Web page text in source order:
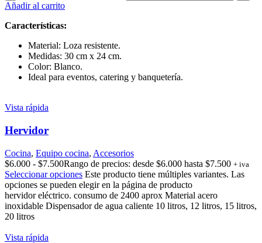
Añadir al carrito
Características:
Material: Loza resistente.
Medidas: 30 cm x 24 cm.
Color: Blanco.
Ideal para eventos, catering y banquetería.
Vista rápida
Hervidor
Cocina, Equipo cocina, Accesorios
$6.000 - $7.500Rango de precios: desde $6.000 hasta $7.500 + iva
Seleccionar opciones Este producto tiene múltiples variantes. Las
opciones se pueden elegir en la página de producto
hervidor eléctrico. consumo de 2400 aprox Material acero
inoxidable Dispensador de agua caliente 10 litros, 12 litros, 15 litros,
20 litros
Vista rápida